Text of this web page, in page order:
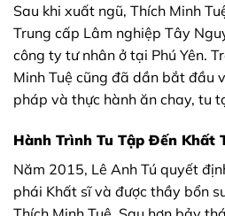
Sau khi xuất ngũ, Thích Minh
Trung cấp Lâm nghiệp Tây
công ty tư nhân ở tại Phú Yên.
Minh Tuệ cũng đã dần bắt đầu
pháp và thực hành ăn chay, tu
Hành Trình Tu Tập Đến Khất
Năm 2015, Lê Anh Tú quyết
phái Khất sĩ và được thầy bổn